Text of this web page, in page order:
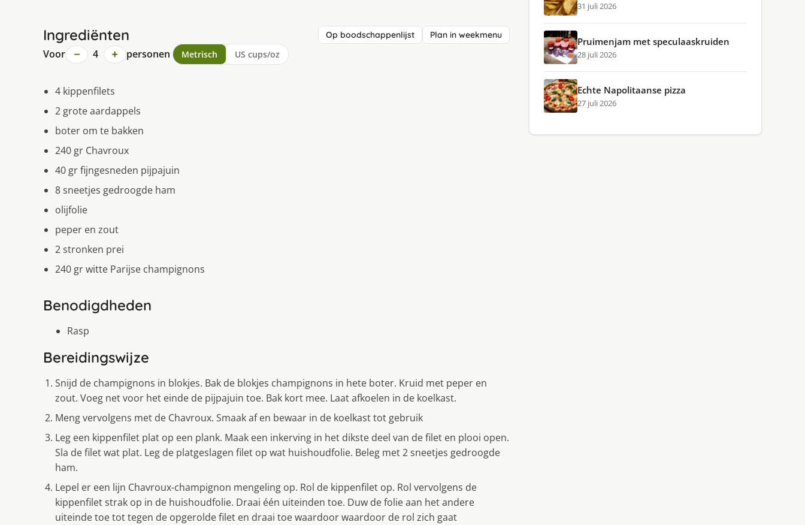
Ingrediënten Op boodschappenlijst Plan in weekmenu
Voor − 4 + personen Metrisch US cups/oz
4 kippenfilets
2 grote aardappels
boter om te bakken
240 gr Chavroux
40 gr fijngesneden pijpajuin
8 sneetjes gedroogde ham
olijfolie
peper en zout
2 stronken prei
240 gr witte Parijse champignons
Benodigdheden
Rasp
Bereidingswijze
Snijd de champignons in blokjes. Bak de blokjes champignons in hete boter. Kruid met peper en
zout. Voeg net voor het einde de pijpajuin toe. Bak kort mee. Laat afkoelen in de koelkast.
Meng vervolgens met de Chavroux. Smaak af en bewaar in de koelkast tot gebruik
Leg een kippenfilet plat op een plank. Maak een inkerving in het dikste deel van de filet en plooi open.
Sla de filet wat plat. Leg de platgeslagen filet op wat huishoudfolie. Beleg met 2 sneetjes gedroogde
ham.
Lepel er een lijn Chavroux-champignon mengeling op. Rol de kippenfilet op. Rol vervolgens de
kippenfilet strak op in de huishoudfolie. Draai één uiteinden toe. Duw de folie aan het andere
uiteinde toe tot tegen de opgerolde filet en draai toe waardoor waardoor de rol zich gaat
31 juli 2026
Pruimenjam met speculaaskruiden
28 juli 2026
Echte Napolitaanse pizza
27 juli 2026